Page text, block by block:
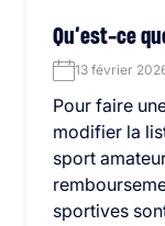
Qu’est-ce
13 février
Pour faire
modifier la
sport
sportives